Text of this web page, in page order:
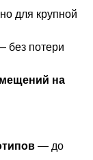
для крупной
без потери
на
— до